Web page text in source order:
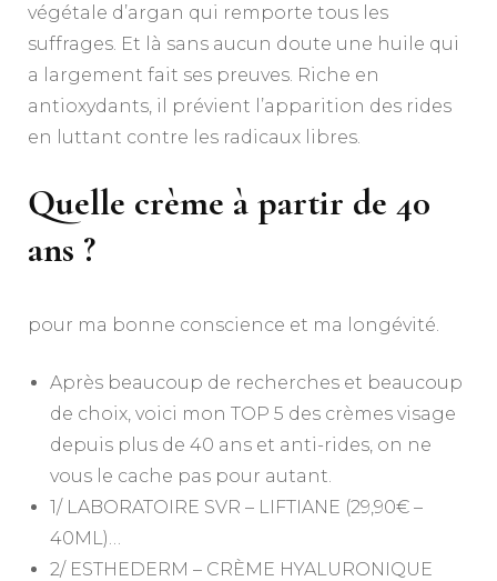
végétale d’argan qui remporte tous les
suffrages. Et là sans aucun doute une huile qui
a largement fait ses preuves. Riche en
antioxydants, il prévient l’apparition des rides
en luttant contre les radicaux libres.
Quelle crème à partir de 40
ans ?
pour ma bonne conscience et ma longévité.
Après beaucoup de recherches et beaucoup
de choix, voici mon TOP 5 des crèmes visage
depuis plus de 40 ans et anti-rides, on ne
vous le cache pas pour autant.
1/ LABORATOIRE SVR – LIFTIANE (29,90€ –
40ML)…
2/ ESTHEDERM – CRÈME HYALURONIQUE